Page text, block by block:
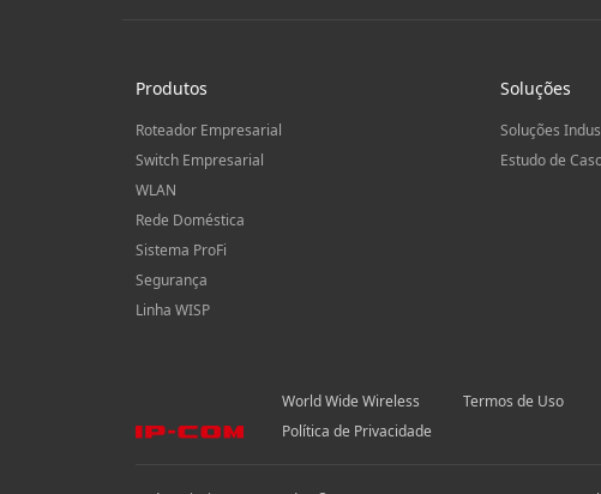
Produtos
Roteador Empresarial
Switch Empresarial
WLAN
Rede Doméstica
Sistema ProFi
Segurança
Linha WISP
Soluções
Soluções
Estudo de
World Wide Wireless Termos de Uso
Política de Privacidade